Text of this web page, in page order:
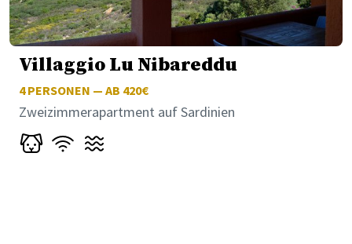
Villaggio Lu Nibareddu
4PERSONEN — AB 420€
Zweizimmerapartment auf Sardinien